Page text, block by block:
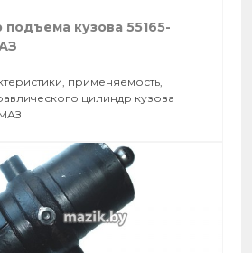
кузова 55165-
применяемость,
цилиндр кузова